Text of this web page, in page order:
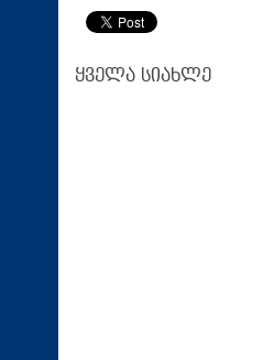
ყველა სიახლე